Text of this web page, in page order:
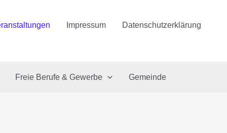
Impressum Datenschutzerklärung
Freie Berufe & Gewerbe Gemeinde